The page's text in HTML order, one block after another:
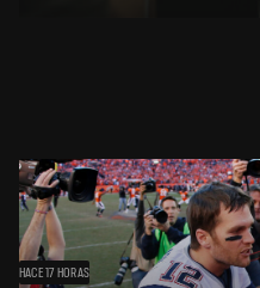
HACE 17 HORAS